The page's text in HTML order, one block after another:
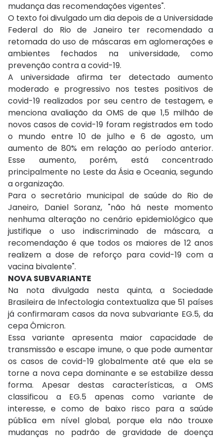
mudança das recomendações vigentes".
O texto foi divulgado um dia depois de a Universidade
Federal do Rio de Janeiro ter recomendado a
retomada do uso de máscaras em aglomerações e
ambientes fechados na universidade, como
prevenção contra a covid-19.
A universidade afirma ter detectado aumento
moderado e progressivo nos testes positivos de
covid-19 realizados por seu centro de testagem, e
menciona avaliação da OMS de que 1,5 milhão de
novos casos de covid-19 foram registrados em todo
o mundo entre 10 de julho e 6 de agosto, um
aumento de 80% em relação ao período anterior.
Esse aumento, porém, está concentrado
principalmente no Leste da Ásia e Oceania, segundo
a organização.
Para o secretário municipal de saúde do Rio de
Janeiro, Daniel Soranz, "não há neste momento
nenhuma alteração no cenário epidemiológico que
justifique o uso indiscriminado de máscara, a
recomendação é que todos os maiores de 12 anos
realizem a dose de reforço para covid-19 com a
vacina bivalente".
NOVA SUBVARIANTE
Na nota divulgada nesta quinta, a Sociedade
Brasileira de Infectologia contextualiza que 51 países
já confirmaram casos da nova subvariante EG.5, da
cepa Ômicron.
Essa variante apresenta maior capacidade de
transmissão e escape imune, o que pode aumentar
os casos de covid-19 globalmente até que ela se
torne a nova cepa dominante e se estabilize dessa
forma. Apesar destas características, a OMS
classificou a EG.5 apenas como variante de
interesse, e como de baixo risco para a saúde
pública em nível global, porque ela não trouxe
mudanças no padrão de gravidade de doença